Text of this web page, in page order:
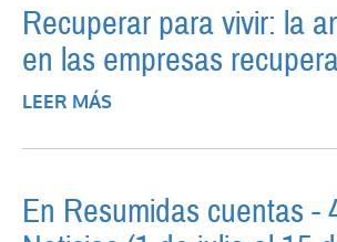
Recuperar para vivir: la
en las empresas
LEER MÁS
RECUPERADAS
En Resumidas cuentas -